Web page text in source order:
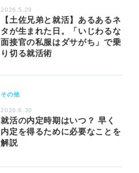
2026.5.29
【土佐兄弟と就活】あるあるネ
タが生まれた日。「いじわるな
面接官の私服はダサがち」で乗
り切る就活術
その他
2026.6.30
就活の内定時期はいつ？ 早く
内定を得るために必要なことを
解説